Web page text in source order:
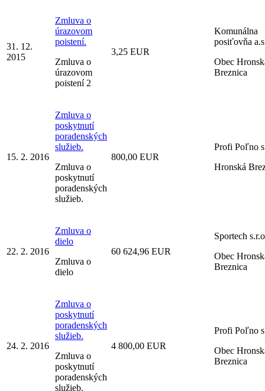
31. 12.
2015
Zmluva o
úrazovom
poistení.
Zmluva o
úrazovom
poistení 2
3,25 EUR
Komunálna
posiťovňa
Obec
Breznica
15. 2. 2016
Zmluva o
poskytnutí
poradenských
služieb.
Zmluva o
poskytnutí
poradenských
služieb.
800,00 EUR
Profi Poľno
Hronská
22. 2. 2016
Zmluva o
dielo
Zmluva o
dielo
60 624,96 EUR
Sportech
Obec
Breznica
24. 2. 2016
Zmluva o
poskytnutí
poradenských
služieb.
Zmluva o
poskytnutí
poradenských
služieb.
4 800,00 EUR
Profi Poľno
Obec
Breznica